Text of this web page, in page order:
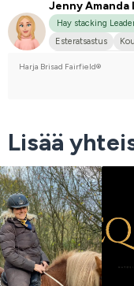
Jenny Amanda
Hay stacking
Esteratsastus
Harja Brisad Fairfield®
Lisää